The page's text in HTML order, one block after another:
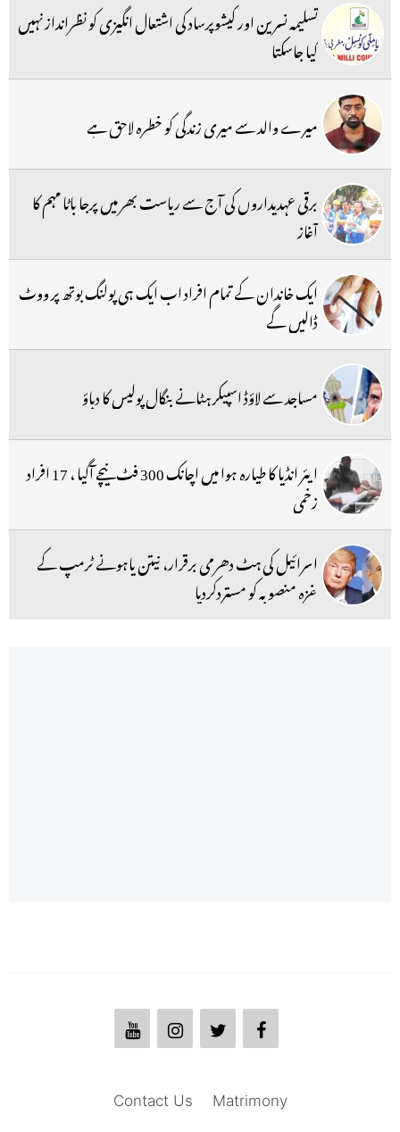
تسلیمہ نسرین اور کیشوپرساد کی اشتعال انگیزی کو نظرانداز نہیں
کیا جاسکتا
میرے والد سے میری زندگی کو خطرہ لاحق ہے
برقی عہدیداروں کی آج سے ریاست بھر میں پرجا باٹا مہم کا
آغاز
ایک خاندان کے تمام افراد اب ایک ہی پولنگ بوتھ پر ووٹ
ڈالیں گے
مساجد سے لاؤڈ اسپیکر ہٹانے بنگال پولیس کا دباؤ
ایئر انڈیا کا طیارہ ہوا میں اچانک 300 فٹ نیچے آگیا ، 17 افراد
زخمی
اسرائیل کی ہٹ دھرمی برقرار، نیتن یاہونے ٹرمپ کے
غزہ منصوبہ کو مستردکردیا
Matrimony
Contact Us